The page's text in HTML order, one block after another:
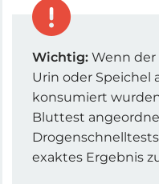
Wichtig: Wenn
Urin oder Speichel
konsumiert
Bluttest
exaktes Ergebnis